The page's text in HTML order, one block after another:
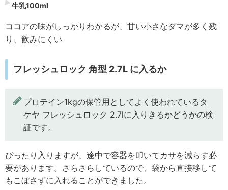
牛乳100ml
ココアの味がしっかりわかるが、甘い小さなダマが多く残
り、飲みにくい
フレッシュロック 角型 2.7L に入るか
プロテイン1kgの保管用としてよく使われているタ
ケヤ フレッシュロック 2.7lに入りきるかどうかの検
証です。
ぴったり入りますが、途中で容器を叩いてカサを減らす必
要があります。さらさらしているので、袋から直接移して
もこぼさずに入れることができました。